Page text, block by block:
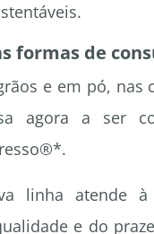
formas de
e em pó, nas
agora a ser
linha atende
e do